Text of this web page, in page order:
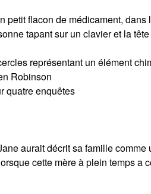
petit flacon de médicament,
tapant sur un clavier et la
représentant un élément
Robinson
quatre enquêtes
aurait décrit sa famille
cette mère à plein temps